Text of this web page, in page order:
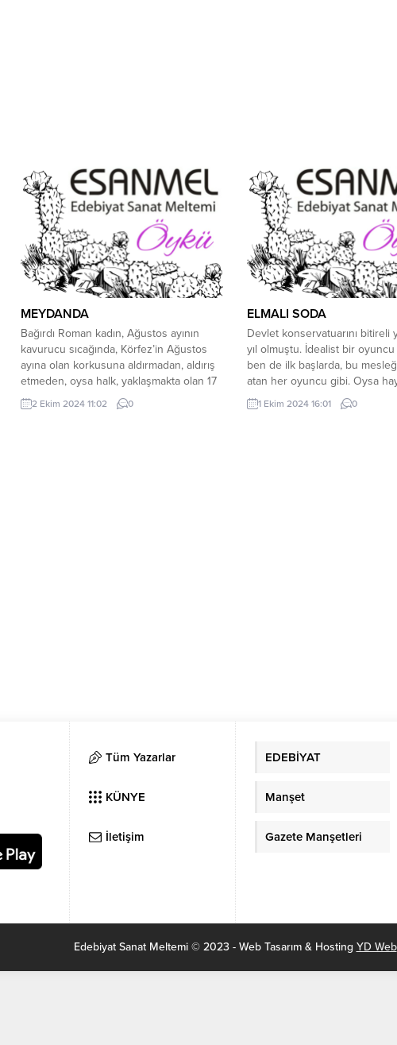
MEYDANDA
Bağırdı Roman kadın, Ağustos ayının
kavurucu sıcağında, Körfez’in Ağustos
ayına olan korkusuna aldırmadan, aldırış
etmeden, oysa halk, yaklaşmakta olan 17
Ağustos Büyük Marmara depremini hala
unutmuş değildi, onca yıl geçmişti
2 Ekim 2024 11:02 0
ELMALI SODA
Devlet konservatuarını bitireli
yıl olmuştu. İdealist bir oyuncu
ben de ilk başlarda, bu
atan her oyuncu gibi. Oysa
gerçekler ayrı ayrı yaşıyordu,
Aksu’nun şarkısında olduğu
1 Ekim 2024 16:01 0
Tüm Yazarlar
KÜNYE
İletişim
EDEBİYAT
Manşet
Gazete Manşetleri
Edebiyat Sanat Meltemi © 2023 - Web Tasarım & Hosting YD Web